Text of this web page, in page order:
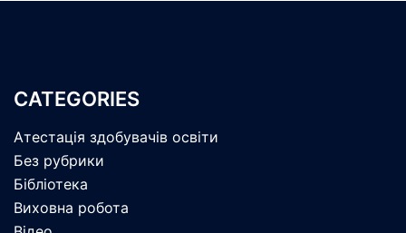
CATEGORIES
Атестація здобувачів освіти
Без рубрики
Бібліотека
Виховна робота